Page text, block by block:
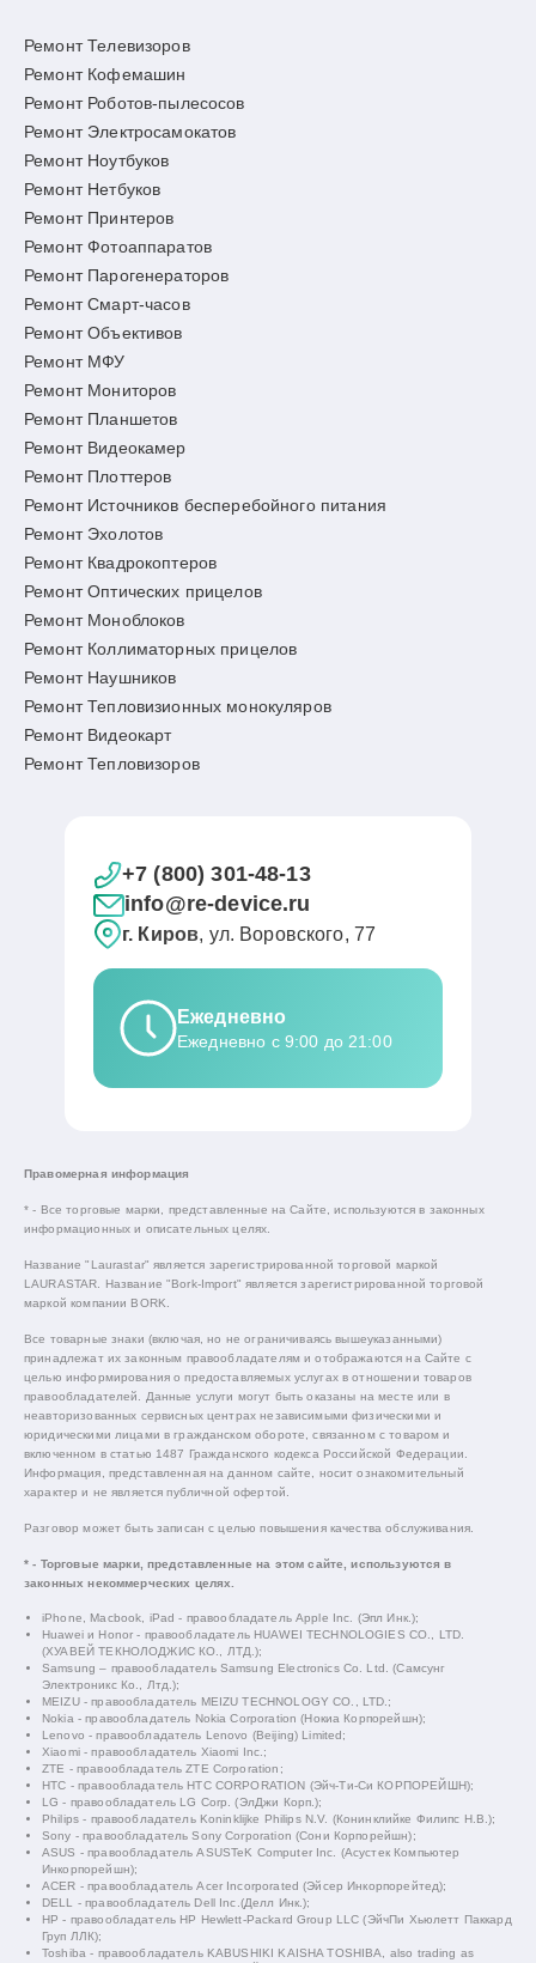
Ремонт Телевизоров
Ремонт Кофемашин
Ремонт Роботов-пылесосов
Ремонт Электросамокатов
Ремонт Ноутбуков
Ремонт Нетбуков
Ремонт Принтеров
Ремонт Фотоаппаратов
Ремонт Парогенераторов
Ремонт Смарт-часов
Ремонт Объективов
Ремонт МФУ
Ремонт Мониторов
Ремонт Планшетов
Ремонт Видеокамер
Ремонт Плоттеров
Ремонт Источников бесперебойного питания
Ремонт Эхолотов
Ремонт Квадрокоптеров
Ремонт Оптических прицелов
Ремонт Моноблоков
Ремонт Коллиматорных прицелов
Ремонт Наушников
Ремонт Тепловизионных монокуляров
Ремонт Видеокарт
Ремонт Тепловизоров
+7 (800) 301-48-13
info@re-device.ru
г. Киров, ул. Воровского, 77
Ежедневно
Ежедневно с 9:00 до 21:00
Правомерная информация
* - Все торговые марки, представленные на Сайте, используются в законных
информационных и описательных целях.
Название "Laurastar" является зарегистрированной торговой маркой
LAURASTAR. Название "Bork-Import" является зарегистрированной торговой
маркой компании BORK.
Все товарные знаки (включая, но не ограничиваясь вышеуказанными)
принадлежат их законным правообладателям и отображаются на Сайте с
целью информирования о предоставляемых услугах в отношении товаров
правообладателей. Данные услуги могут быть оказаны на месте или в
неавторизованных сервисных центрах независимыми физическими и
юридическими лицами в гражданском обороте, связанном с товаром и
включенном в статью 1487 Гражданского кодекса Российской Федерации.
Информация, представленная на данном сайте, носит ознакомительный
характер и не является публичной офертой.
Разговор может быть записан с целью повышения качества обслуживания.
* - Торговые марки, представленные на этом сайте, используются в
законных некоммерческих целях.
iPhone, Macbook, iPad - правообладатель Apple Inc. (Эпл Инк.);
Huawei и Honor - правообладатель HUAWEI TECHNOLOGIES CO., LTD.
(ХУАВЕЙ ТЕКНОЛОДЖИС КО., ЛТД.);
Samsung – правообладатель Samsung Electronics Co. Ltd. (Самсунг
Электроникс Ко., Лтд.);
MEIZU - правообладатель MEIZU TECHNOLOGY CO., LTD.;
Nokia - правообладатель Nokia Corporation (Нокиа Корпорейшн);
Lenovo - правообладатель Lenovo (Beijing) Limited;
Xiaomi - правообладатель Xiaomi Inc.;
ZTE - правообладатель ZTE Corporation;
HTC - правообладатель HTC CORPORATION (Эйч-Ти-Си КОРПОРЕЙШН);
LG - правообладатель LG Corp. (ЭлДжи Корп.);
Philips - правообладатель Koninklijke Philips N.V. (Конинклийке Филипс Н.В.);
Sony - правообладатель Sony Corporation (Сони Корпорейшн);
ASUS - правообладатель ASUSTeK Computer Inc. (Асустек Компьютер
Инкорпорейшн);
ACER - правообладатель Acer Incorporated (Эйсер Инкорпорейтед);
DELL - правообладатель Dell Inc.(Делл Инк.);
HP - правообладатель HP Hewlett-Packard Group LLC (ЭйчПи Хьюлетт Паккард
Груп ЛЛК);
Toshiba - правообладатель KABUSHIKI KAISHA TOSHIBA, also trading as